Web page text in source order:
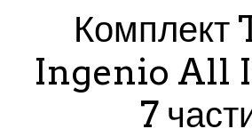
Комплект
Ingenio All
7